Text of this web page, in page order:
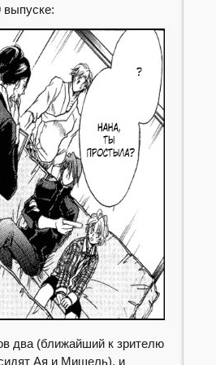
выпуске:
два (ближайший к зрителю
Ая и Мишель), и